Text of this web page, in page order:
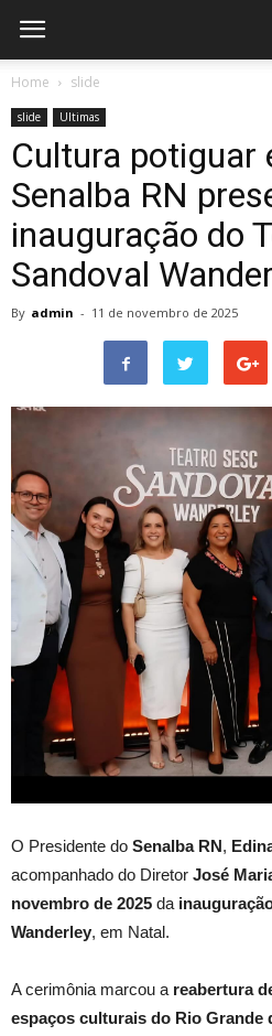
Home slide
slide Ultimas
Cultura potiguar
Senalba RN
inauguração do
Sandoval
By admin - 11 de novembro de 2025
O Presidente do Senalba RN,
acompanhado do Diretor José
novembro de 2025 da
Wanderley, em Natal.
A cerimônia marcou a reabertura
espaços culturais do Rio Grande